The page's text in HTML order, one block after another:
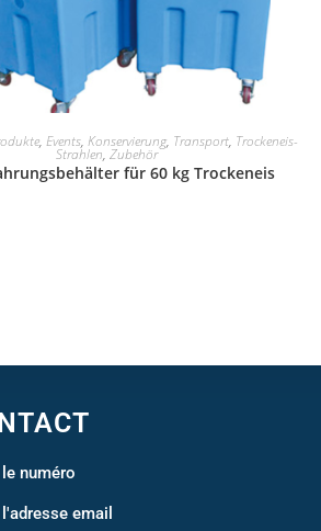
IN DEN WARENKORB
, Events, Konservierung, Transport, Trockeneis-
Strahlen, Zubehör
für 60 kg Trockeneis
numéro
email